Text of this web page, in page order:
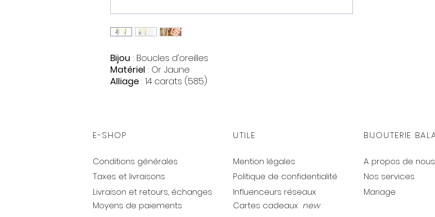
Bijou : Boucles d'oreilles
Matériel : Or Jaune
Alliage : 14 carats (585)
Couleur : Blanc
Quantite : 8
Forme : Cercle
Couleur : Bleu clair et Bleu foncé
Zirconia
Quantite : 6
E-SHOP
Conditions générales
Taxes et livraisons
Livraison et retours, échanges
Moyens de paiements
UTILE
Mention légales
Politique de confidentialité
Influenceurs réseaux
Cartes cadeaux new
BIJOUTERIE
A propos de nous
Nos services
Mariage